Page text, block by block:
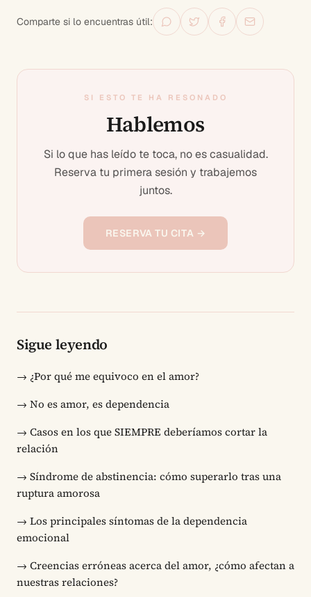
Comparte si lo encuentras útil:
SI ESTO TE HA RESONADO
Hablemos
Si lo que has leído te toca, no es casualidad.
Reserva tu primera sesión y trabajemos
juntos.
RESERVA TU CITA →
Sigue leyendo
→ ¿Por qué me equivoco en el amor?
→ No es amor, es dependencia
→ Casos en los que SIEMPRE deberíamos cortar la
relación
→ Síndrome de abstinencia: cómo superarlo tras una
ruptura amorosa
→ Los principales síntomas de la dependencia
emocional
→ Creencias erróneas acerca del amor, ¿cómo afectan a
nuestras relaciones?